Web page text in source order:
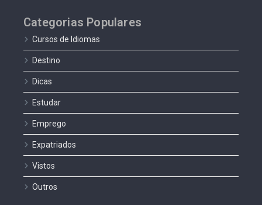
Categorias Populares
Cursos de Idiomas
Destino
Dicas
Estudar
Emprego
Expatriados
Vistos
Outros